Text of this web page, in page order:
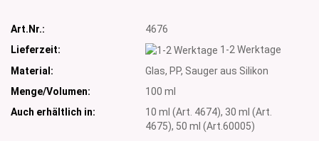
Art.Nr.:
4676
Lieferzeit:
1-2 Werktage
Material:
Glas, PP, Sauger aus Silikon
Menge/Volumen:
100 ml
Auch erhältlich in:
10 ml (Art. 4674), 30 ml (Art.
4675), 50 ml (Art.60005)